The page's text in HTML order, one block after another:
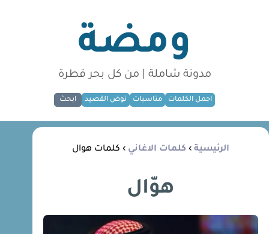
ومضة
مدونة شاملة | من كل بحر قطرة
اجمل الكلمات مناسبات نوض القصيد ابحث
الرئيسية › كلمات الاغاني › كلمات هوال
هوّال